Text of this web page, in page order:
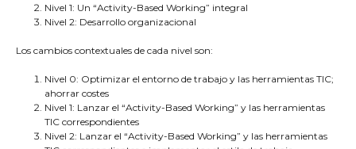
Nivel 1: Un “Activity-Based Working” integral
Nivel 2: Desarrollo organizacional
Los cambios contextuales de cada nivel son:
Nivel 0: Optimizar el entorno de trabajo y las herramientas TIC;
ahorrar costes
Nivel 1: Lanzar el “Activity-Based Working” y las herramientas
TIC correspondientes
Nivel 2: Lanzar el “Activity-Based Working” y las herramientas